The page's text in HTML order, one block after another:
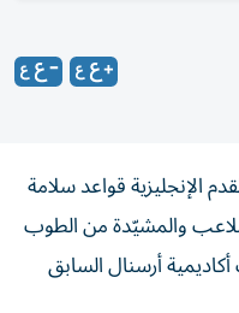
الإنجليزية قواعد سلامة
والمشيّدة من الطوب
أرسنال السابق